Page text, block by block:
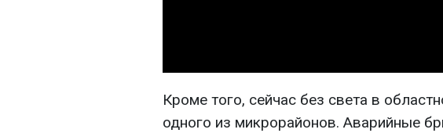
Кроме того, сейчас без света в
одного из микрорайонов. Аварийные